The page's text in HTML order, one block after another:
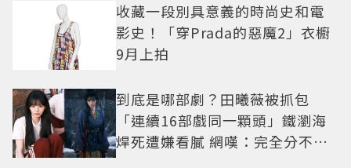
收藏一段別具意義的時尚史和電
影史！「穿Prada的惡魔2」衣櫥
9月上拍
到底是哪部劇？田曦薇被抓包
「連續16部戲同一顆頭」鐵瀏海
焊死遭嫌看膩 網嘆：完全分不出